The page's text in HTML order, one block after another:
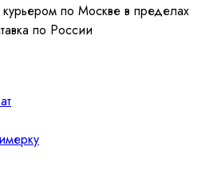
по Москве в пределах
по России